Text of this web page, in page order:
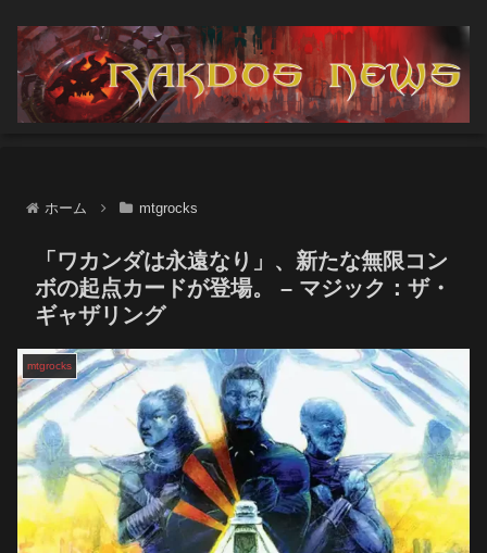
ホーム mtgrocks
「ワカンダは永遠なり」、新たな無限コン
ボの起点カードが登場。 – マジック：ザ・
ギャザリング
mtgrocks